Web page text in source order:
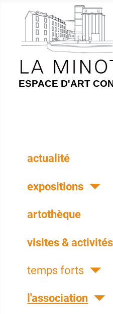
ESPACE D'ART
actualité
expositions
artothèque
visites & activités
temps forts
l'association